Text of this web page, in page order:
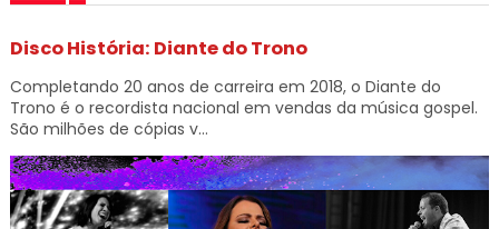
Disco História: Diante do Trono
Completando 20 anos de carreira em 2018, o Diante do
Trono é o recordista nacional em vendas da música gospel.
São milhões de cópias v...